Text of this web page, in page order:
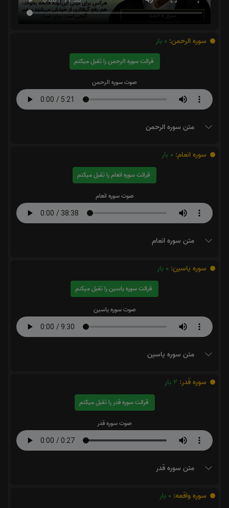
سوره الرحمن: 0 بار
قرائت سوره الرحمن را تقبل میکنم
صوت سوره الرحمن
متن سوره الرحمن
سوره انعام: 0 بار
قرائت سوره انعام را تقبل میکنم
صوت سوره انعام
متن سوره انعام
سوره یاسین: 0 بار
قرائت سوره یاسین را تقبل میکنم
صوت سوره یاسین
متن سوره یاسین
سوره قدر: 2 بار
قرائت سوره قدر را تقبل میکنم
صوت سوره قدر
متن سوره قدر
سوره واقعه: 0 بار